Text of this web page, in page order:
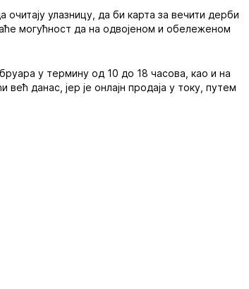
улазницу, да би карта за вечити дерби
могућност да на одвојеном и обележеном
у термину од 10 до 18 часова, као и на
данас, јер је онлајн продаја у току, путем